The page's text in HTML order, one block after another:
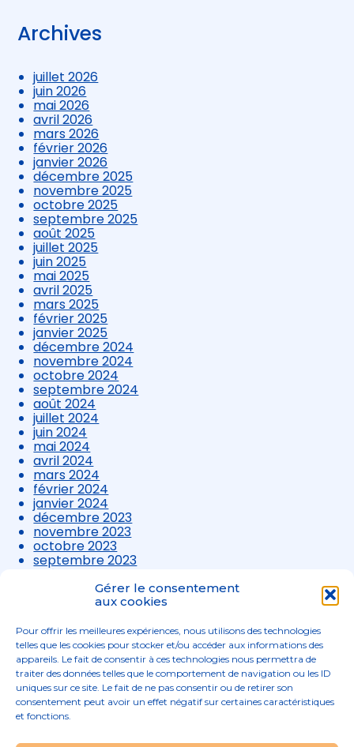
Gérer le consentement
aux cookies
Pour offrir les meilleures expériences, nous utilisons des technologies
telles que les cookies pour stocker et/ou accéder aux informations des
appareils. Le fait de consentir à ces technologies nous permettra de
traiter des données telles que le comportement de navigation ou les ID
uniques sur ce site. Le fait de ne pas consentir ou de retirer son
consentement peut avoir un effet négatif sur certaines caractéristiques
et fonctions.
Archives
juillet 2026
juin 2026
mai 2026
avril 2026
mars 2026
février 2026
janvier 2026
décembre 2025
novembre 2025
octobre 2025
septembre 2025
août 2025
juillet 2025
juin 2025
mai 2025
avril 2025
mars 2025
février 2025
janvier 2025
décembre 2024
novembre 2024
octobre 2024
septembre 2024
août 2024
juillet 2024
juin 2024
mai 2024
avril 2024
mars 2024
février 2024
janvier 2024
décembre 2023
novembre 2023
octobre 2023
septembre 2023
août 2023
juillet 2023
avril 2023
mars 2023